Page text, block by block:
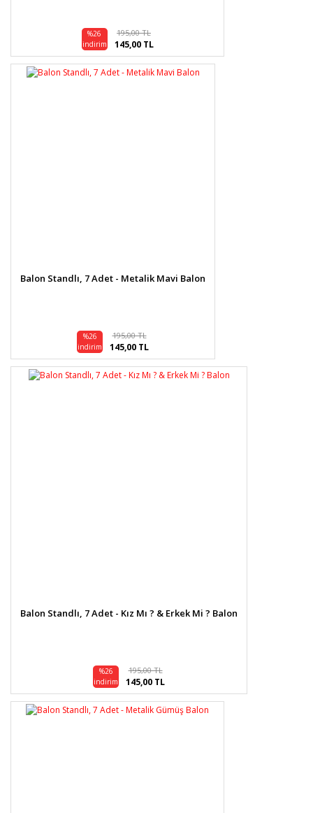
%26
indirim
195,00 TL
145,00 TL
Balon Standlı, 7 Adet - Metalik Mavi Balon
%26
indirim
195,00 TL
145,00 TL
Balon Standlı, 7 Adet - Kız Mı ? & Erkek Mi ? Balon
%26
indirim
195,00 TL
145,00 TL